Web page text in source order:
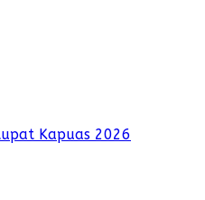
Kapuas 2026